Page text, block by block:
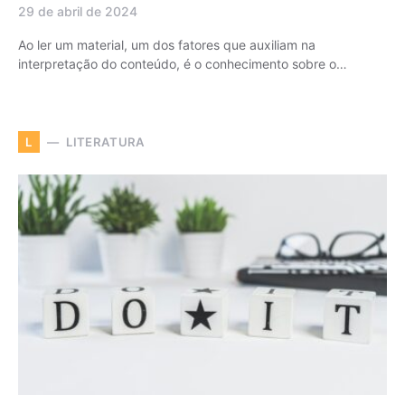
29 de abril de 2024
Ao ler um material, um dos fatores que auxiliam na
interpretação do conteúdo, é o conhecimento sobre o…
L LITERATURA